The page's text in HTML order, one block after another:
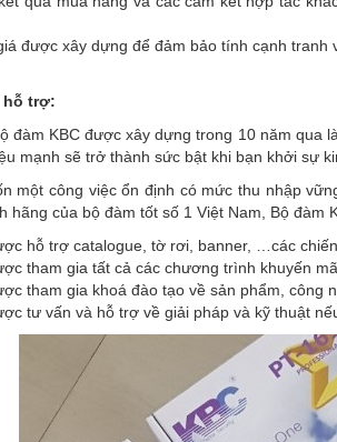
được xây dựng để đảm bảo tính cạnh
hỗ trợ:
đàm KBC được xây dựng trong 10 năm qua
mạnh sẽ trở thành sức bật khi bạn khởi sự
một công việc ổn định có mức thu nhập
hãng của bộ đàm tốt số 1 Việt Nam, Bộ đàm
hỗ trợ catalogue, tờ rơi, banner, …các
tham gia tất cả các chương trình khuyến
tham gia khoá đào tạo về sản phẩm, công
tư vấn và hỗ trợ về giải pháp và kỹ thuật